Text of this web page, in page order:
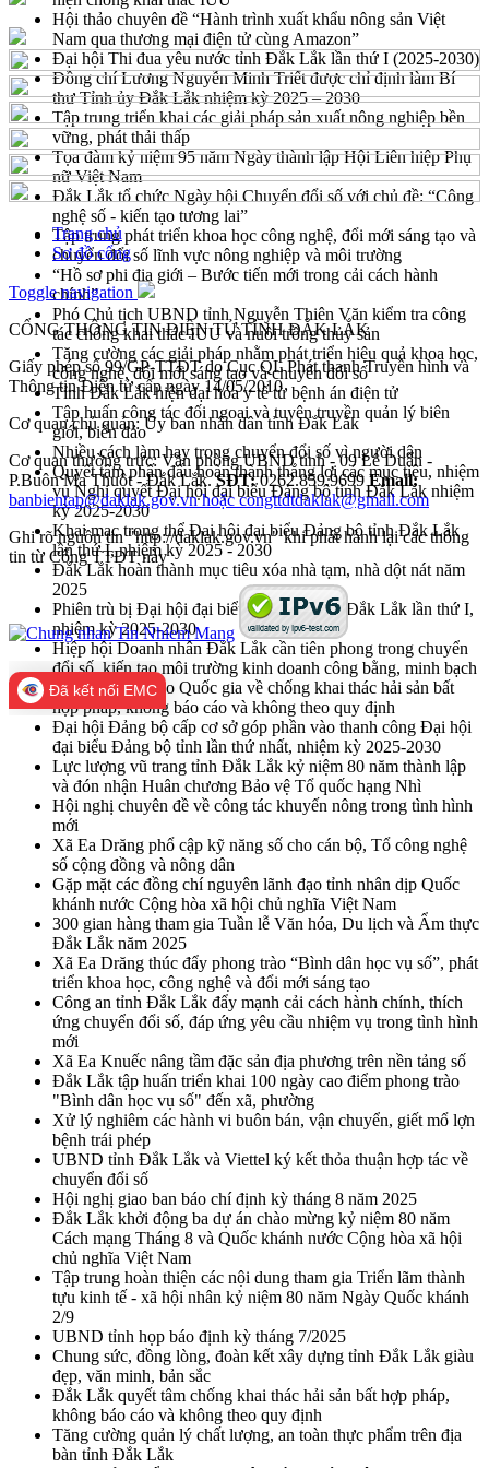
Hội thảo chuyên đề “Hành trình xuất khẩu nông sản Việt
Nam qua thương mại điện tử cùng Amazon”
Đại hội Thi đua yêu nước tỉnh Đắk Lắk lần thứ I (2025-2030)
Đồng chí Lương Nguyễn Minh Triết được chỉ định làm Bí
thư Tỉnh ủy Đắk Lắk nhiệm kỳ 2025 – 2030
Tập trung triển khai các giải pháp sản xuất nông nghiệp bền
vững, phát thải thấp
Tọa đàm kỷ niệm 95 năm Ngày thành lập Hội Liên hiệp Phụ
nữ Việt Nam
Đắk Lắk tổ chức Ngày hội Chuyển đổi số với chủ đề: “Công
nghệ số - kiến tạo tương lai”
Tập trung phát triển khoa học công nghệ, đổi mới sáng tạo và
chuyển đổi số lĩnh vực nông nghiệp và môi trường
“Hồ sơ phi địa giới – Bước tiến mới trong cải cách hành
chính”
Phó Chủ tịch UBND tỉnh Nguyễn Thiên Văn kiểm tra công
tác chống khai thác IUU và nuôi trồng thủy sản
Tăng cường các giải pháp nhằm phát triển hiệu quả khoa học,
công nghệ, đổi mới sáng tạo và chuyển đổi số
Tỉnh Đắk Lắk hiện đại hóa y tế từ bệnh án điện tử
Tập huấn công tác đối ngoại và tuyên truyền quản lý biên
giới, biển đảo
Nhiều cách làm hay trong chuyển đổi số vì người dân
Quyết tâm phấn đấu hoàn thành thắng lợi các mục tiêu, nhiệm
vụ Nghị quyết Đại hội đại biểu Đảng bộ tỉnh Đắk Lắk nhiệm
kỳ 2025-2030
Khai mạc trọng thể Đại hội đại biểu Đảng bộ tỉnh Đắk Lắk
lần thứ I, nhiệm kỳ 2025 - 2030
Đắk Lắk hoàn thành mục tiêu xóa nhà tạm, nhà dột nát năm
2025
Phiên trù bị Đại hội đại biểu Đảng bộ tỉnh Đắk Lắk lần thứ I,
nhiệm kỳ 2025-2030
Hiệp hội Doanh nhân Đắk Lắk cần tiên phong trong chuyển
đổi số, kiến tạo môi trường kinh doanh công bằng, minh bạch
Họp Ban Chỉ đạo Quốc gia về chống khai thác hải sản bất
hợp pháp, không báo cáo và không theo quy định
Đại hội Đảng bộ cấp cơ sở góp phần vào thanh công Đại hội
đại biểu Đảng bộ tỉnh lần thứ nhất, nhiệm kỳ 2025-2030
Lực lượng vũ trang tỉnh Đắk Lắk kỷ niệm 80 năm thành lập
và đón nhận Huân chương Bảo vệ Tổ quốc hạng Nhì
Hội nghị chuyên đề về công tác khuyến nông trong tình hình
mới
Xã Ea Drăng phổ cập kỹ năng số cho cán bộ, Tổ công nghệ
số cộng đồng và nông dân
Gặp mặt các đồng chí nguyên lãnh đạo tỉnh nhân dịp Quốc
khánh nước Cộng hòa xã hội chủ nghĩa Việt Nam
300 gian hàng tham gia Tuần lễ Văn hóa, Du lịch và Ẩm thực
Đắk Lắk năm 2025
Xã Ea Drăng thúc đẩy phong trào “Bình dân học vụ số”, phát
triển khoa học, công nghệ và đổi mới sáng tạo
Công an tỉnh Đắk Lắk đẩy mạnh cải cách hành chính, thích
ứng chuyển đổi số, đáp ứng yêu cầu nhiệm vụ trong tình hình
mới
Xã Ea Knuếc nâng tầm đặc sản địa phương trên nền tảng số
Đắk Lắk tập huấn triển khai 100 ngày cao điểm phong trào
"Bình dân học vụ số" đến xã, phường
Xử lý nghiêm các hành vi buôn bán, vận chuyển, giết mổ lợn
bệnh trái phép
UBND tỉnh Đắk Lắk và Viettel ký kết thỏa thuận hợp tác về
chuyển đổi số
Hội nghị giao ban báo chí định kỳ tháng 8 năm 2025
Đắk Lắk khởi động ba dự án chào mừng kỷ niệm 80 năm
Cách mạng Tháng 8 và Quốc khánh nước Cộng hòa xã hội
chủ nghĩa Việt Nam
Tập trung hoàn thiện các nội dung tham gia Triển lãm thành
tựu kinh tế - xã hội nhân kỷ niệm 80 năm Ngày Quốc khánh
2/9
UBND tỉnh họp báo định kỳ tháng 7/2025
Chung sức, đồng lòng, đoàn kết xây dựng tỉnh Đắk Lắk giàu
đẹp, văn minh, bản sắc
Đắk Lắk quyết tâm chống khai thác hải sản bất hợp pháp,
không báo cáo và không theo quy định
Tăng cường quản lý chất lượng, an toàn thực phẩm trên địa
bàn tỉnh Đắk Lắk
Trang chủ
Sơ đồ cổng
Toggle navigation
CỔNG THÔNG TIN ĐIỆN TỬ TỈNH ĐẮK LẮK
Giấy phép số 99/GP-TTĐT do Cục QL Phát thanh Truyền hình và
Thông tin Điện tử cấp ngày 14/05/2010
Cơ quan chủ quản: Ủy ban nhân dân tỉnh Đắk Lắk
Cơ quan thường trực: Văn phòng UBND tỉnh - 09 Lê Duẩn -
P.Buôn Ma Thuột - Đắk Lắk.SĐT:0262.859.9699 Email:
banbientap@daklak.gov.vn hoặc congttdtdaklak@gmail.com
Ghi rõ nguồn tin "http://daklak.gov.vn" khi phát hành lại các thông
tin từ Cổng TTĐT này
Đã kết nối EMC